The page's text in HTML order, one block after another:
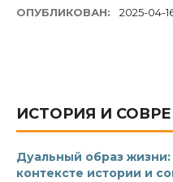
ОПУБЛИКОВАН: 2025-04-
ИСТОРИЯ И
Дуальный образ жизни:
контексте истории и